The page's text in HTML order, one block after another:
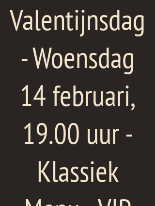
Valentijnsdag
- Woensdag
14 februari,
19.00 uur -
Klassiek